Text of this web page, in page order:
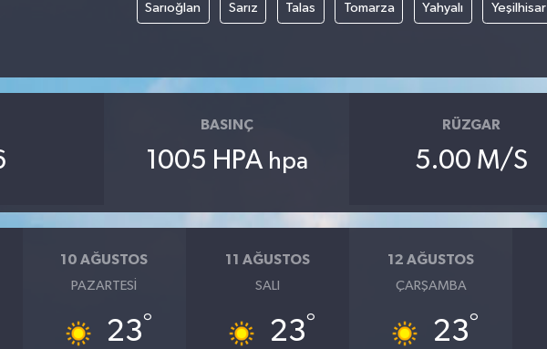
Sarıoğlan Sarız Talas Tomarza Yahyalı Yeşilhisar
BASINÇ
1005 HPA hpa
RÜZGAR
5.00 M/S
10 AĞUSTOS
PAZARTESI
23°
11 AĞUSTOS
SALI
23°
12 AĞUSTOS
ÇARŞAMBA
23°